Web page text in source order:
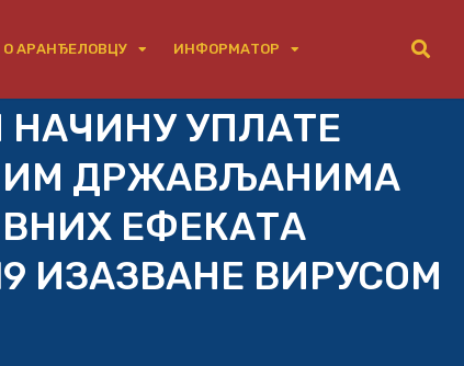
О АРАНЂЕЛОВЦУ ИНФОРМАТОР
УПЛАТЕ
ДРЖАВЉАНИМА
ЕФЕКАТА
ИЗАЗВАНЕ ВИРУСОМ